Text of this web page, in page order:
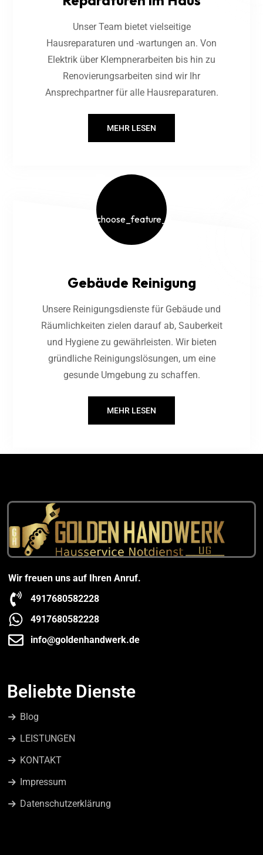
Unser Team bietet vielseitige
Hausreparaturen und -wartungen an. Von
Elektrik über Klempnerarbeiten bis hin zu
Renovierungsarbeiten sind wir Ihr
Ansprechpartner für alle Hausreparaturen.
MEHR LESEN
Gebäude Reinigung
Unsere Reinigungsdienste für Gebäude und
Räumlichkeiten zielen darauf ab, Sauberkeit
und Hygiene zu gewährleisten. Wir bieten
gründliche Reinigungslösungen, um eine
gesunde Umgebung zu schaffen.
MEHR LESEN
Wir freuen uns auf Ihren Anruf.
4917680582228
4917680582228
info@goldenhandwerk.de
Beliebte Dienste
Blog
LEISTUNGEN
KONTAKT
Impressum
Datenschutzerklärung